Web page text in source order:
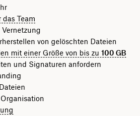
das Team
von gelöschten Dateien
mit einer Größe von bis zu 100 GB
und Signaturen anfordern